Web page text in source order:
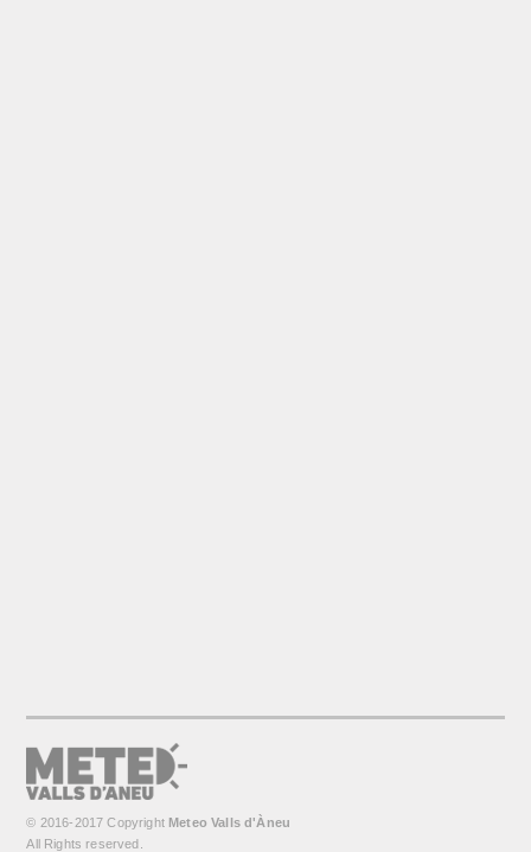
© 2016-2017 Copyright Meteo Valls d'Àneu
All Rights reserved.